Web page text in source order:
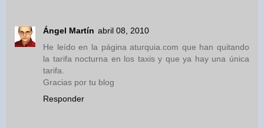
Ángel Martín abril 08, 2010
He leído en la página aturquia.com que han quitando
la tarifa nocturna en los taxis y que ya hay una única
tarifa.
Gracias por tu blog
Responder